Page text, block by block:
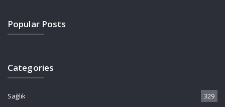
Popular Posts
Categories
Sağlık 329